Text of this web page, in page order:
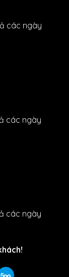
các ngày
các ngày
các ngày